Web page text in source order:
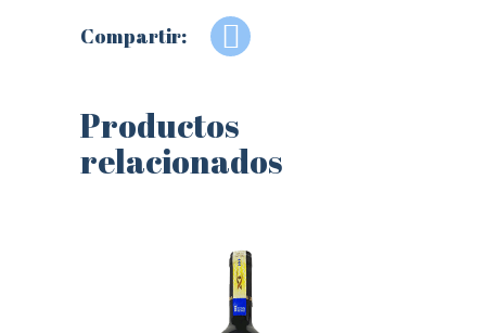
Compartir:
Productos
relacionados